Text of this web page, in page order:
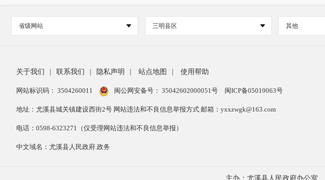
省级网站 三明县区 其他
关于我们 联系我们 隐私声明 站点地图 使用帮助
网站标识码： 3504260011 闽公网安备号： 35042602000051号 闽ICP备05019063号
地址：尤溪县城关镇建设西街2号 网站违法和不良信息举报方式 邮箱：yxxzwgk@163.com
电话：0598-6323271（仅受理网站违法和不良信息举报）
中文域名：尤溪县人民政府.政务
主办：尤溪县人民政府办公室